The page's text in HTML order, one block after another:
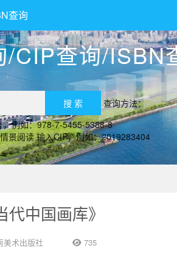
查询
/CIP查询/ISBN
查询方法：
，例如：978-7-5455-5388-8
景阅读 输入CIP，例如：2019283404
代中国画库》
美术出版社 735